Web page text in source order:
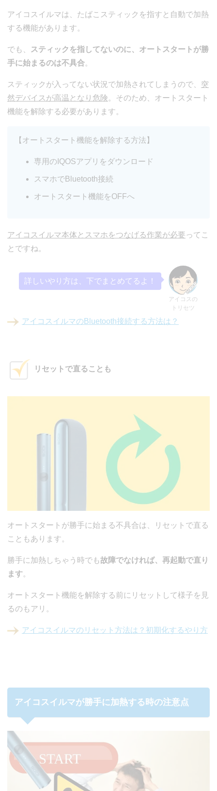
アイコスイルマは、たばこスティックを指すと自動で加熱
する機能があります。
でも、 スティックを指してないのに、オートスタートが勝
手に始まるのは不具合。
スティックが入ってない状況で加熱されてしまうので、 突
然デバイスが高温となり危険。そのため、オートスタート
機能を解除する必要があります。
【オートスタート機能を解除する方法】
専用のIQOSアプリをダウンロード
スマホでBluetooth接続
オートスタート機能をOFFへ
アイコスイルマ本体とスマホをつなげる作業が必要ってこ
とですね。
アイコスの
トリセツ
詳しいやり方は、下でまとめてるよ！
アイコスイルマのBluetooth接続する方法は？
リセットで直ることも
オートスタートが勝手に始まる不具合は、リセットで直る
こともあります。
勝手に加熱しちゃう時でも故障でなければ、再起動で直り
ます。
オートスタート機能を解除する前にリセットして様子を見
るのもアリ。
アイコスイルマのリセット方法は？初期化するやり方
アイコスイルマが勝手に加熱する時の注意点